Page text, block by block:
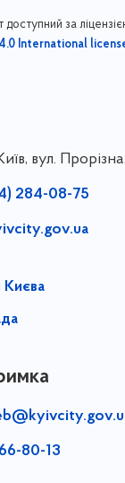
доступний за
International
вул.
284-08-75
Києва
80-13